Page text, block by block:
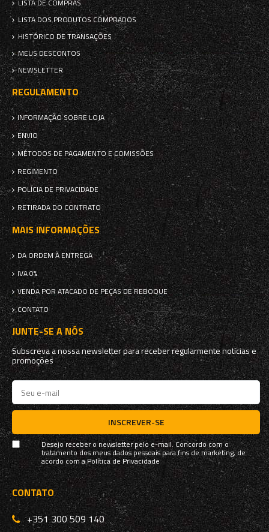
LISTA DE COMPRAS
LISTA DOS PRODUTOS COMPRADOS
HISTÓRICO DE TRANSAÇÕES
MEUS DESCONTOS
NEWSLETTER
REGULAMENTO
INFORMAÇÃO SOBRE LOJA
ENVIO
MÉTODOS DE PAGAMENTO E COMISSÕES
REGIMENTO
POLÍCIA DE PRIVACIDADE
RETIRADA DO CONTRATO
MAIS INFORMAÇÕES
DA ORDEM À ENTREGA
IVA 0%
VENDA POR ATACADO DE PEÇAS DE REBOQUE
CONTATO
JUNTE-SE A NÓS
Subscreva a nossa newsletter para receber regularmente notícias e
promoções
INSCREVER-SE
Desejo receber o newsletter pelo e-mail. Concordo com o
tratamento dos meus dados pessoais para fins de marketing, de
acordo com aPolítica de Privacidade
CONTATO
+351 300 509 140